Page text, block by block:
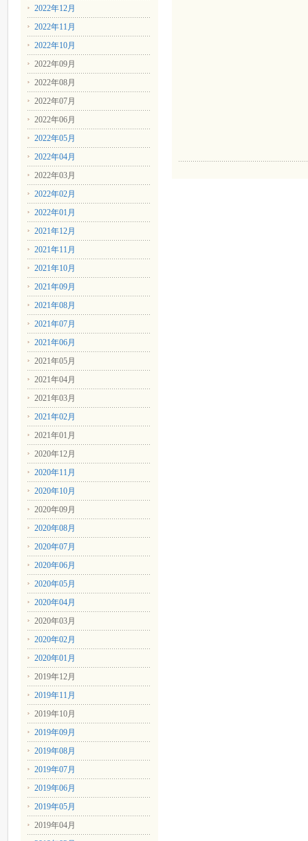
2022年12月
2022年11月
2022年10月
2022年09月
2022年08月
2022年07月
2022年06月
2022年05月
2022年04月
2022年03月
2022年02月
2022年01月
2021年12月
2021年11月
2021年10月
2021年09月
2021年08月
2021年07月
2021年06月
2021年05月
2021年04月
2021年03月
2021年02月
2021年01月
2020年12月
2020年11月
2020年10月
2020年09月
2020年08月
2020年07月
2020年06月
2020年05月
2020年04月
2020年03月
2020年02月
2020年01月
2019年12月
2019年11月
2019年10月
2019年09月
2019年08月
2019年07月
2019年06月
2019年05月
2019年04月